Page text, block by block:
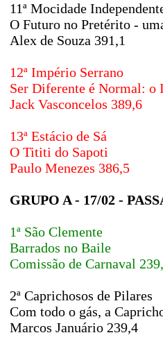
11ª Mocidade
O Futuro no Pretérito -
Alex de Souza 391,1
12ª Império Serrano
Ser Diferente é Normal: o
Jack Vasconcelos 389,6
13ª Estácio de Sá
O Tititi do Sapoti
Paulo Menezes 386,5
GRUPO A - 17/02 -
1ª São Clemente
Barrados no Baile
Comissão de Carnaval
2ª Caprichosos de Pilares
Com todo o gás, a
Marcos Januário 239,4